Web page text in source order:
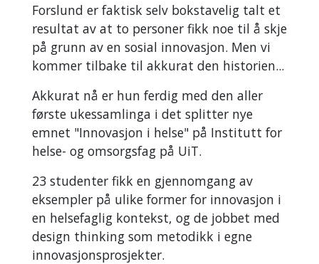
Forslund er faktisk selv bokstavelig talt et
resultat av at to personer fikk noe til å skje
på grunn av en sosial innovasjon. Men vi
kommer tilbake til akkurat den historien...
Akkurat nå er hun ferdig med den aller
første ukessamlinga i det splitter nye
emnet "Innovasjon i helse" på Institutt for
helse- og omsorgsfag på UiT.
23 studenter fikk en gjennomgang av
eksempler på ulike former for innovasjon i
en helsefaglig kontekst, og de jobbet med
design thinking som metodikk i egne
innovasjonsprosjekter.